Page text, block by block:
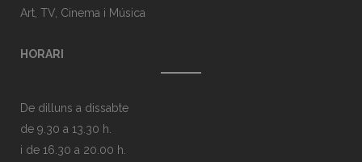
Art, TV, Cinema i Música
HORARI
De dilluns a dissabte
de 9.30 a 13.30 h.
i de 16.30 a 20.00 h.